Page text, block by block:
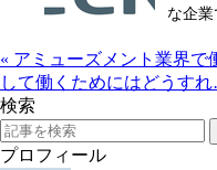
な企
« アミューズメント業界
して働くためにはどうす
検索
プロフィール